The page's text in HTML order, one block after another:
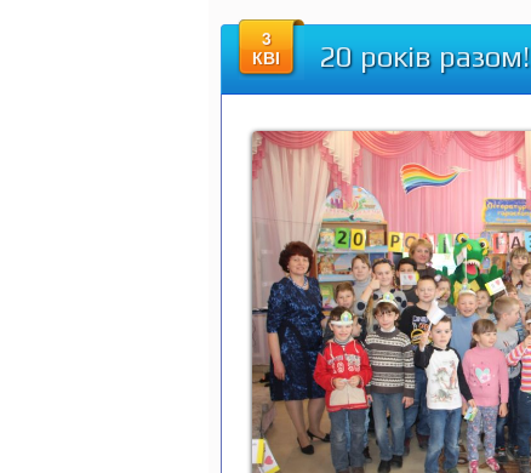
3
КВІ
20 років разом!